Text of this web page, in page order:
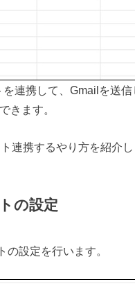
連携して、Gmailを送
きます。
連携するやり方を紹介し
の設定
の設定を行います。